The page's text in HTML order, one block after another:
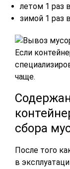
летом 1 раз
зимой 1 раз
Если
чаще.
сбора
После того
в